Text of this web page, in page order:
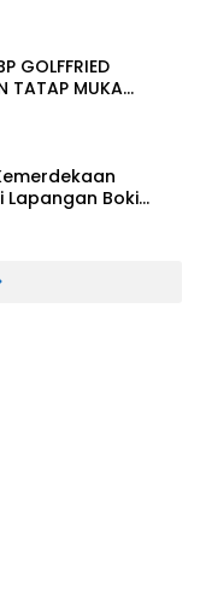
GOLFFRIED
TATAP MUKA
Lapangan Boki